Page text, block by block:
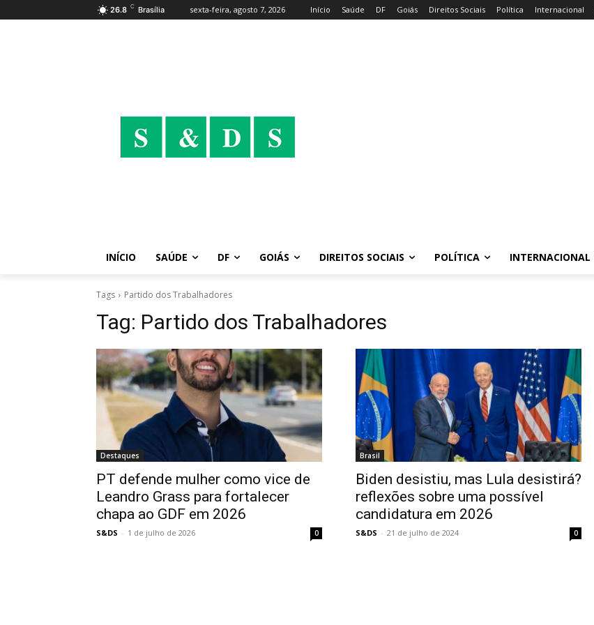
26.8 C Brasília sexta-feira, agosto 7, 2026 Início Saúde DF Goiás Direitos Sociais Política Internacional
INÍCIO SAÚDE DF GOIÁS DIREITOS SOCIAIS POLÍTICA INTERNACIONAL
Tags Partido dos Trabalhadores
Tag: Partido dos Trabalhadores
Destaques
PT defende mulher como vice de
Leandro Grass para fortalecer
chapa ao GDF em 2026
S&DS - 1 de julho de 2026 0
Brasil
Biden desistiu, mas Lula desistirá?
reflexões sobre uma possível
candidatura em 2026
S&DS - 21 de julho de 2024 0